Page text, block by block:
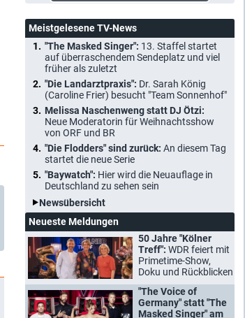
Meistgelesene TV-News
"The Masked Singer": 13. Staffel startet
auf überraschendem Sendeplatz und viel
früher als zuletzt
"Die Landarztpraxis": Dr. Sarah König
(Caroline Frier) besucht "Team Sonnenhof"
Melissa Naschenweng statt DJ Ötzi:
Neue Moderatorin für Weihnachtsshow
von ORF und BR
"Die Flodders" sind zurück: An diesem Tag
startet die neue Serie
"Baywatch": Hier wird die Neuauflage in
Deutschland zu sehen sein
Newsübersicht
Neueste Meldungen
50 Jahre "Kölner
Treff": WDR feiert mit
Primetime-Show,
Doku und Rückblicken
"The Voice of
Germany" statt "The
Masked Singer" am